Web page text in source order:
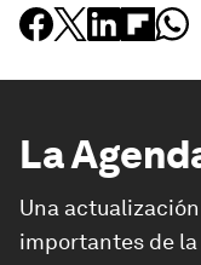
La
Una
importantes de